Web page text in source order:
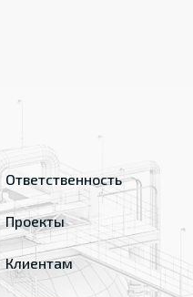
Ответственность
Проекты
Клиентам